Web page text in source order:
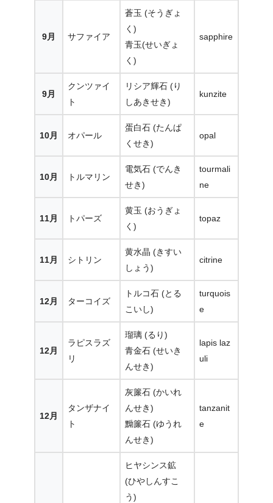
9月 サファイア
蒼玉 (そうぎょ
く)
青玉(せいぎょ
く)
sapphire
9月
クンツァイ
ト
リシア輝石 (り
しあきせき)
kunzite
10月 オパール
蛋白石 (たんぱ
くせき)
opal
10月 トルマリン
電気石 (でんき
せき)
tourmali
ne
11月 トパーズ
黄玉 (おうぎょ
く)
topaz
11月 シトリン
黄水晶 (きすい
しょう)
citrine
12月 ターコイズ
トルコ石 (とる
こいし)
turquois
e
12月
ラピスラズ
リ
瑠璃 (るり)
青金石 (せいき
んせき)
lapis laz
uli
12月
タンザナイ
ト
灰簾石 (かいれ
んせき)
黝簾石 (ゆうれ
んせき)
tanzanit
e
ヒヤシンス鉱
(ひやしんすこ
う)